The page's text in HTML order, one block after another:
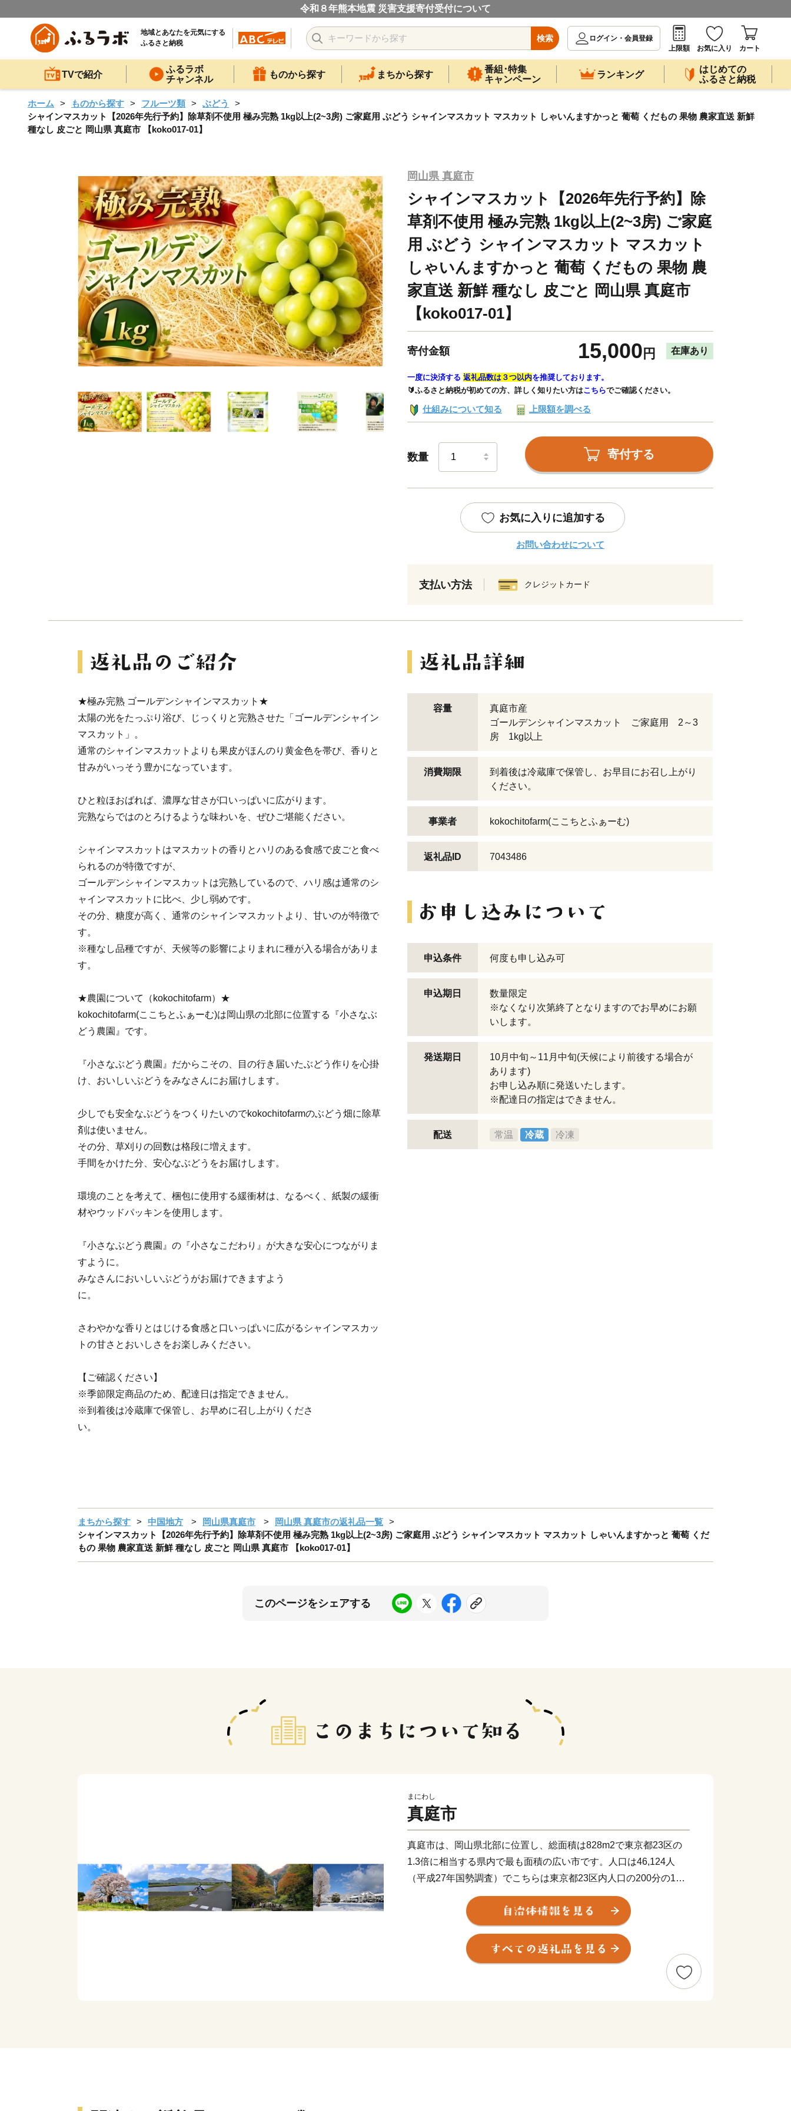
令和８年熊本地震 災害支援寄付受付について
地域とあなたを元気にする
ふるさと納税
検索
ログイン・会員登録
上限額
お気に入り カート
TVで紹介
ふるラボ
チャンネル
ものから探す まちから探す
番組･特集
キャンペーン
ランキング
はじめての
ふるさと納税
ホーム ものから探す フルーツ類
ぶどう
シャインマスカット【2026年先行予約】除草剤不使用 極み完熟 1kg以上(2~3房) ご家庭用 ぶどう シャインマスカット マスカット しゃいんますかっと 葡萄 くだもの 果物 農家直送 新鮮
種なし 皮ごと 岡山県 真庭市 【koko017-01】
岡山県 真庭市
シャインマスカット【2026年先行予約】除
草剤不使用 極み完熟 1kg以上(2~3房) ご家庭
用 ぶどう シャインマスカット マスカット
しゃいんますかっと 葡萄 くだもの 果物 農
家直送 新鮮 種なし 皮ごと 岡山県 真庭市
【koko017-01】
寄付金額 15,000 円 在庫あり
一度に決済する 返礼品数は３つ以内を推奨しております。
🔰ふるさと納税が初めての方、詳しく知りたい方はこちらでご確認ください。
仕組みについて知る 上限額を調べる
数量 寄付する
お気に入りに追加する
お問い合わせについて
支払い方法 クレジットカード
★極み完熟 ゴールデンシャインマスカット★
太陽の光をたっぷり浴び、じっくりと完熟させた「ゴールデンシャイン
マスカット」。
通常のシャインマスカットよりも果皮がほんのり黄金色を帯び、香りと
甘みがいっそう豊かになっています。
ひと粒ほおばれば、濃厚な甘さが口いっぱいに広がります。
完熟ならではのとろけるような味わいを、ぜひご堪能ください。
シャインマスカットはマスカットの香りとハリのある食感で皮ごと食べ
られるのが特徴ですが、
ゴールデンシャインマスカットは完熟しているので、ハリ感は通常のシ
ャインマスカットに比べ、少し弱めです。
その分、糖度が高く、通常のシャインマスカットより、甘いのが特徴で
す。
※種なし品種ですが、天候等の影響によりまれに種が入る場合がありま
す。
★農園について（kokochitofarm）★
kokochitofarm(ここちとふぁーむ)は岡山県の北部に位置する『小さなぶ
どう農園』です。
『小さなぶどう農園』だからこその、目の行き届いたぶどう作りを心掛
け、おいしいぶどうをみなさんにお届けします。
少しでも安全なぶどうをつくりたいのでkokochitofarmのぶどう畑に除草
剤は使いません。
その分、草刈りの回数は格段に増えます。
手間をかけた分、安心なぶどうをお届けします。
環境のことを考えて、梱包に使用する緩衝材は、なるべく、紙製の緩衝
材やウッドパッキンを使用します。
『小さなぶどう農園』の『小さなこだわり』が大きな安心につながりま
すように。
みなさんにおいしいぶどうがお届けできますよう
に。
さわやかな香りとはじける食感と口いっぱいに広がるシャインマスカッ
トの甘さとおいしさをお楽しみください。
【ご確認ください】
※季節限定商品のため、配達日は指定できません。
※到着後は冷蔵庫で保管し、お早めに召し上がりくださ
い。
容量
真庭市産
ゴールデンシャインマスカット ご家庭用 2～3
房 1kg以上
消費期限
到着後は冷蔵庫で保管し、お早目にお召し上がり
ください。
事業者 kokochitofarm(ここちとふぁーむ)
返礼品ID 7043486
申込条件 何度も申し込み可
申込期日
数量限定
※なくなり次第終了となりますのでお早めにお願
いします。
発送期日
10月中旬～11月中旬(天候により前後する場合が
あります)
お申し込み順に発送いたします。
※配達日の指定はできません。
配送 常温 冷蔵 冷凍
まちから探す 中国地方 岡山県真庭市
岡山県 真庭市の返礼品一覧
シャインマスカット【2026年先行予約】除草剤不使用 極み完熟 1kg以上(2~3房) ご家庭用 ぶどう シャインマスカット マスカット しゃいんますかっと 葡萄 くだ
もの 果物 農家直送 新鮮 種なし 皮ごと 岡山県 真庭市 【koko017-01】
このページをシェアする
まにわし
真庭市
真庭市は、岡山県北部に位置し、総面積は828m2で東京都23区の
1.3倍に相当する県内で最も面積の広い市です。人口は46,124人
（平成27年国勢調査）でこちらは東京都23区内人口の200分の1と
なっております。
市内には「蒜山高原」「湯原温泉郷」をはじめとする豊かな自然や
「旧遷喬尋常小学校」「勝山町並み保存地区」といった豊富な歴史
遺産や観光資源があり多くの観光客で賑わっています。
また、廃棄物として処理されていた製材端材や林地残材を木質バイ
オマス発電所の燃料として活用するなど、これまで価値の無かった